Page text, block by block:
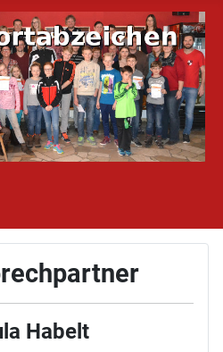
Habelt